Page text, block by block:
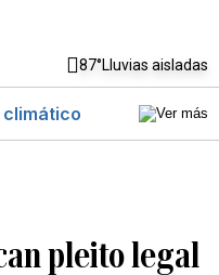
87°Lluvias aisladas
climático
pleito legal